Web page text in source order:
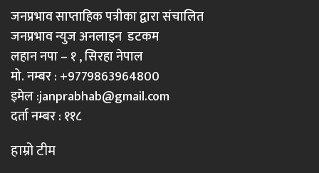
जनप्रभाव साप्ताहिक पत्रीका द्वारा संचालित
जनप्रभाव न्युज अनलाइन डटकम
लहान नपा – १ , सिरहा नेपाल
मो. नम्बर : +9779863964800
इमेल :janprabhab@gmail.com
दर्ता नम्बर : ११८
हाम्रो टीम